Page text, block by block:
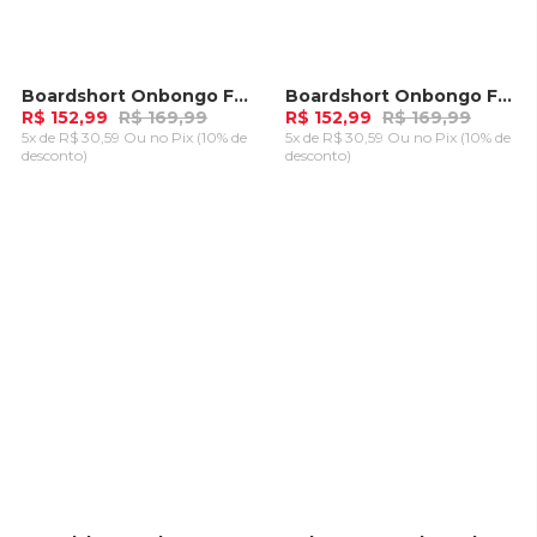
-10%Boardshort Onbongo Funny Preto Com Cinza
R$ 152,99 R$ 169,99
5x de R$ 30,59 Ou no Pix (10% de
desconto)
-10%Boardshort Onbongo Fame Preto
R$ 152,99 R$ 169,99
5x de R$ 30,59 Ou no Pix (10% de
desconto)